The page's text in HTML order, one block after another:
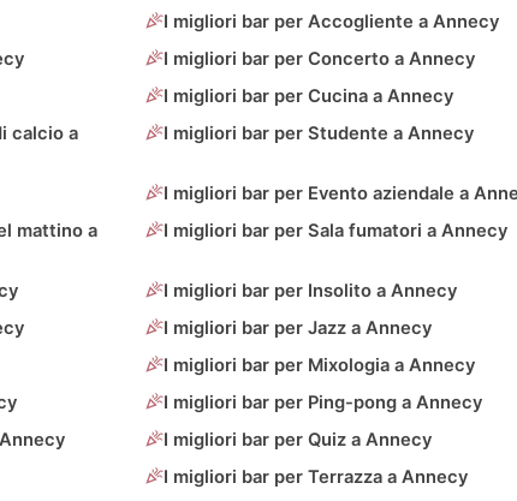
I migliori bar per Accogliente a Annecy
I migliori bar per Concerto a Annecy
I migliori bar per Cucina a Annecy
calcio a
I migliori bar per Studente a Annecy
I migliori bar per Evento aziendale a
mattino a
I migliori bar per Sala fumatori a Annecy
I migliori bar per Insolito a Annecy
I migliori bar per Jazz a Annecy
I migliori bar per Mixologia a Annecy
I migliori bar per Ping-pong a Annecy
I migliori bar per Quiz a Annecy
I migliori bar per Terrazza a Annecy